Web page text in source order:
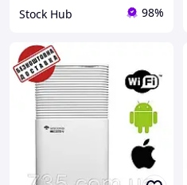
Stock Hub 98%